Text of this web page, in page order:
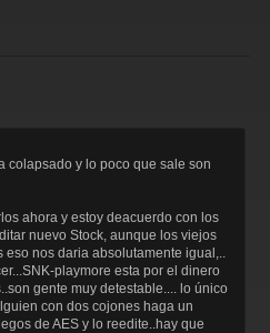
colapsado y lo poco que sale son
ahora y estoy deacuerdo con los
nuevo Stock, aunque los viejos
nos daria absolutamente igual,..
playmore esta por el dinero
gente muy detestable.... lo único
con dos cojones haga un
de AES y lo reedite..hay que